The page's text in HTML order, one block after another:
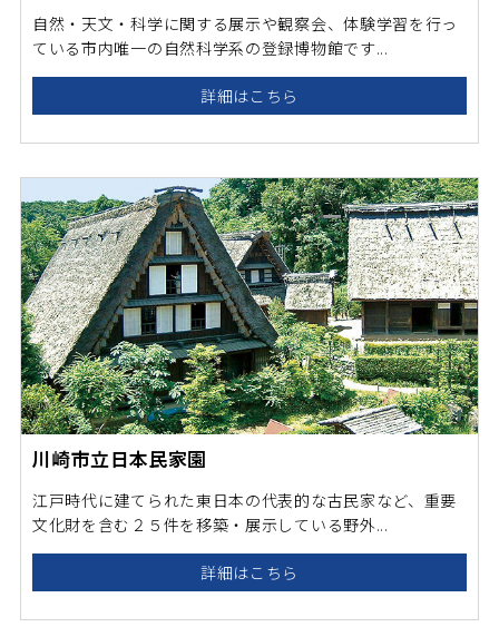
自然・天文・科学に関する展示や観察会、体験学習を行っ
ている市内唯一の自然科学系の登録博物館です...
詳細はこちら
川崎市立日本民家園
江戸時代に建てられた東日本の代表的な古民家など、重要
文化財を含む２５件を移築・展示している野外...
詳細はこちら